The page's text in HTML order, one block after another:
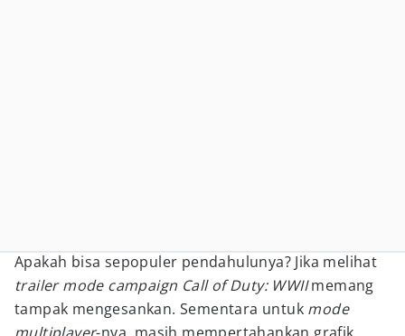
Apakah bisa sepopuler pendahulunya? Jika melihat
trailermode campaign Call of Duty: WWIImemang
tampak mengesankan. Sementara untuk mode